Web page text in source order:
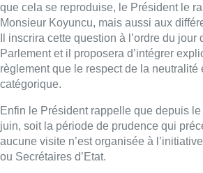
que cela se reproduise, l e Président le
Monsieur Koyuncu, mais aussi aux
Il inscrira cette question à l’ordre du
Parlement et il proposera d’intégrer
règlement que le respect de la neutralité
catégorique.
Enfin le Président rappelle que depuis le
juin, soit la période de prudence qui
aucune visite n’est organisée à
ou Secrétaires d’Etat.